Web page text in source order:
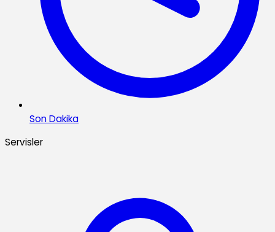
Son Dakika
Servisler